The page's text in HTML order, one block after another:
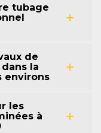
tubage
de
la
environs
les
à